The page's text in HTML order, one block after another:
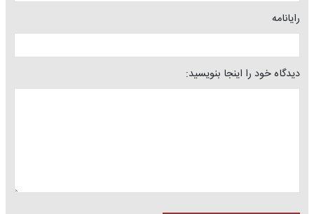
رایانامه
دیدگاه خود را اینجا بنویسید: